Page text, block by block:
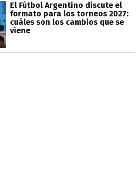
El Fútbol Argentino discute el
formato para los torneos 2027:
cuáles son los cambios que se
viene